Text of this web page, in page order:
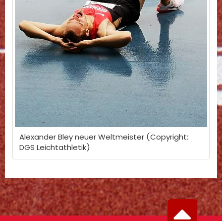
Alexander Bley neuer Weltmeister (Copyright:
DGS Leichtathletik)